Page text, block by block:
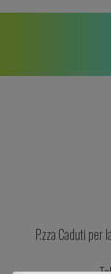
P.zza Caduti per